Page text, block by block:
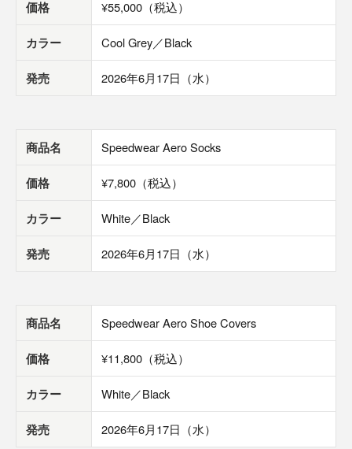
価格 ¥55,000（税込）
カラー Cool Grey／Black
発売 2026年6月17日（水）
商品名 Speedwear Aero Socks
価格 ¥7,800（税込）
カラー White／Black
発売 2026年6月17日（水）
商品名 Speedwear Aero Shoe Covers
価格 ¥11,800（税込）
カラー White／Black
発売 2026年6月17日（水）